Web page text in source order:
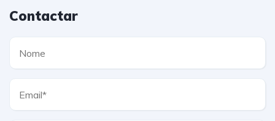
Contactar